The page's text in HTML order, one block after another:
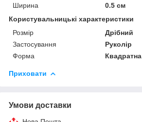
Ширина
0.5 см
Користувальницькі характеристики
Розмір
Дрібний
Застосування
Руколір
Форма
Квадратна
Приховати
Умови доставки